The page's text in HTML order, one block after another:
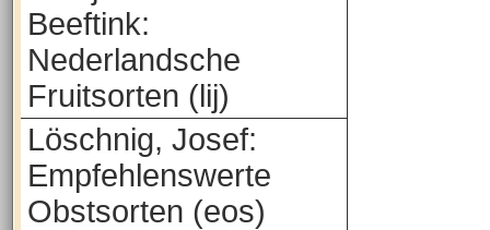
Beeftink:
Nederlandsche
Fruitsorten (lij)
Löschnig, Josef:
Empfehlenswerte
Obstsorten (eos)